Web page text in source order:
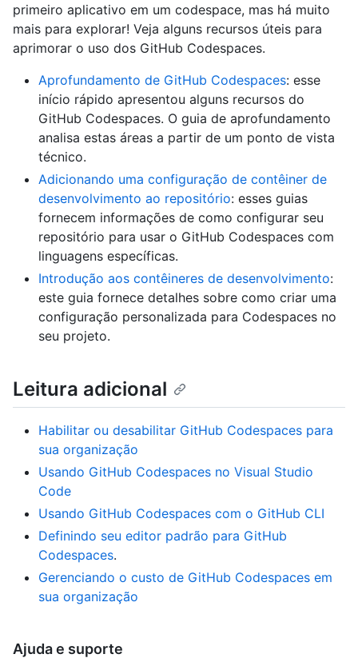
primeiro aplicativo em um codespace, mas há muito
mais para explorar! Veja alguns recursos úteis para
aprimorar o uso dos GitHub Codespaces.
Aprofundamento de GitHub Codespaces: esse
início rápido apresentou alguns recursos do
GitHub Codespaces. O guia de aprofundamento
analisa estas áreas a partir de um ponto de vista
técnico.
Adicionando uma configuração de contêiner de
desenvolvimento ao repositório: esses guias
fornecem informações de como configurar seu
repositório para usar o GitHub Codespaces com
linguagens específicas.
Introdução aos contêineres de desenvolvimento:
este guia fornece detalhes sobre como criar uma
configuração personalizada para Codespaces no
seu projeto.
Leitura adicional
Habilitar ou desabilitar GitHub Codespaces para
sua organização
Usando GitHub Codespaces no Visual Studio
Code
Usando GitHub Codespaces com o GitHub CLI
Definindo seu editor padrão para GitHub
Codespaces.
Gerenciando o custo de GitHub Codespaces em
sua organização
Ajuda e suporte